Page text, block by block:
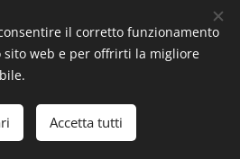
LA
il corretto funzionamento
sito web e per offrirti la migliore
Accetta tutti